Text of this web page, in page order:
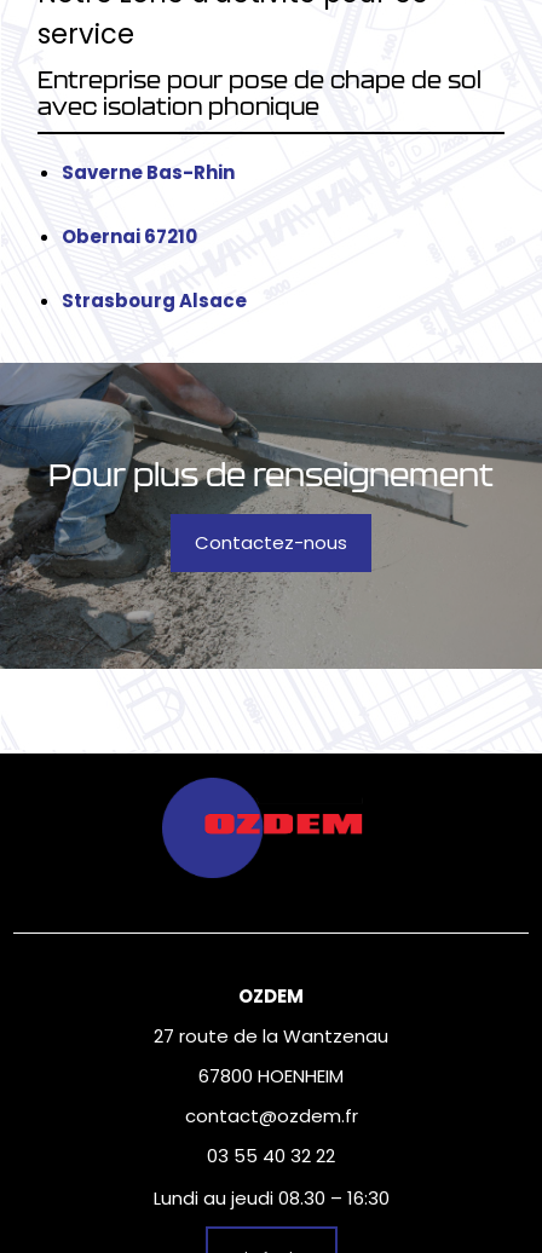
service
Entreprise pour pose de chape de sol
avec isolation phonique
Saverne Bas-Rhin
Obernai 67210
Strasbourg Alsace
Pour plus de renseignement
Contactez-nous
OZDEM
27 route de la Wantzenau
67800 HOENHEIM
contact@ozdem.fr
03 55 40 32 22
Lundi au jeudi 08.30 – 16:30